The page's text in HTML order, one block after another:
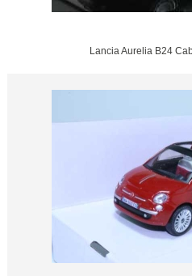
Lancia Aurelia B24